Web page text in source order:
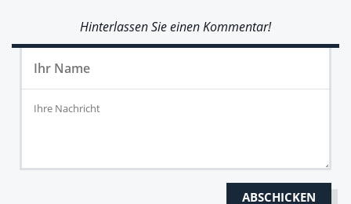
Hinterlassen Sie einen Kommentar!